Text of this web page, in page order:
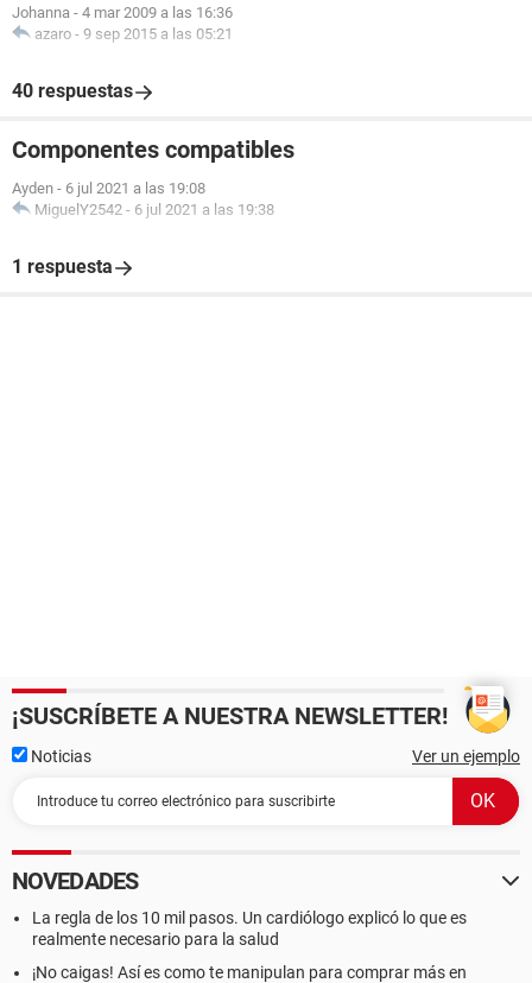
Johanna - 4 mar 2009 a las 16:36
azaro - 9 sep 2015 a las 05:21
40 respuestas
Componentes compatibles
Ayden - 6 jul 2021 a las 19:08
MiguelY2542 - 6 jul 2021 a las 19:38
1 respuesta
¡SUSCRÍBETE A NUESTRA NEWSLETTER!
Noticias Ver un ejemplo
NOVEDADES
La regla de los 10 mil pasos. Un cardiólogo explicó lo que es
realmente necesario para la salud
¡No caigas! Así es como te manipulan para comprar más en